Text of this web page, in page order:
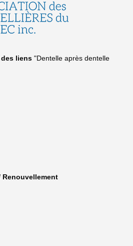
des liens "Dentelle après dentelle
Renouvellement